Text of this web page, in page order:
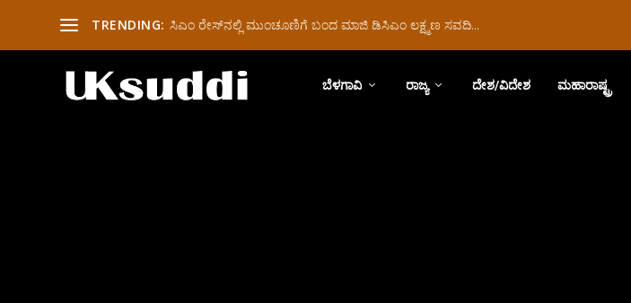
TRENDING: ಸಿಎಂ ರೇಸ್‌ನಲ್ಲಿ ಮುಂಚೂಣಿಗೆ ಬಂದ ಮಾಜಿ ಡಿಸಿಎಂ ಲಕ್ಷ್ಮಣ ಸವದಿ...
ಬೆಳಗಾವಿ ರಾಜ್ಯ ದೇಶ/ವಿದೇಶ ಮಹಾರಾಷ್ಟ್ರ